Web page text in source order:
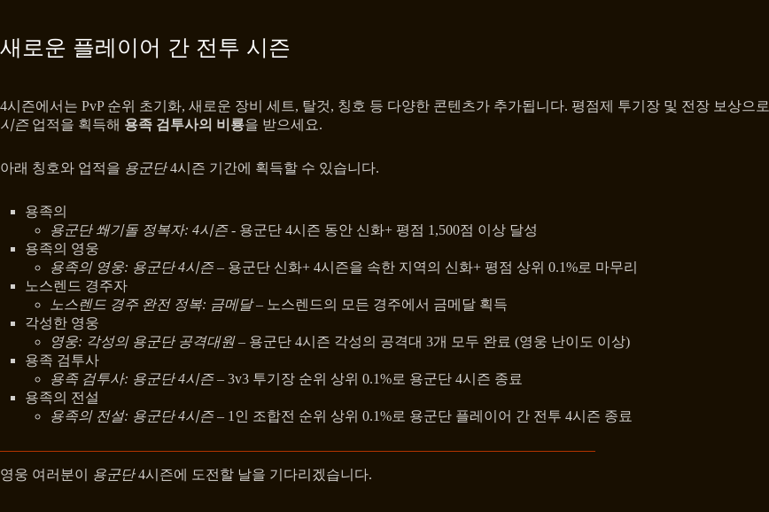
새로운 플레이어 간 전투 시즌
4시즌에서는 PvP 순위 초기화, 새로운 장비 세트, 탈것, 칭호 등 다양한 콘텐츠가 추가됩니다. 평점제 투기장 및 전장 보상으로
시즌업적을 획득해 용족 검투사의 비룡을 받으세요.
아래 칭호와 업적을 용군단4시즌 기간에 획득할 수 있습니다.
용족의
용군단 쐐기돌 정복자: 4시즌- 용군단 4시즌 동안 신화+ 평점 1,500점 이상 달성
용족의 영웅
용족의 영웅: 용군단 4시즌– 용군단 신화+ 4시즌을 속한 지역의 신화+ 평점 상위 0.1%로 마무리
노스렌드 경주자
노스렌드 경주 완전 정복: 금메달– 노스렌드의 모든 경주에서 금메달 획득
각성한 영웅
영웅: 각성의 용군단 공격대원– 용군단 4시즌 각성의 공격대 3개 모두 완료 (영웅 난이도 이상)
용족 검투사
용족 검투사: 용군단 4시즌– 3v3 투기장 순위 상위 0.1%로 용군단 4시즌 종료
용족의 전설
용족의 전설: 용군단 4시즌– 1인 조합전 순위 상위 0.1%로 용군단 플레이어 간 전투 4시즌 종료
영웅 여러분이 용군단4시즌에 도전할 날을 기다리겠습니다.